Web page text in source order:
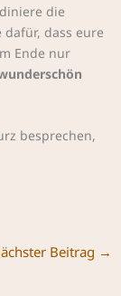
die
dass eure
Ende nur
besprechen,
Beitrag →